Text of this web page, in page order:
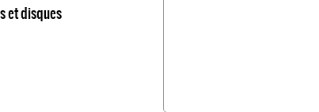
et disques